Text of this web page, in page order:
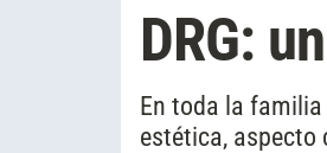
DRG:
En toda la
estética, aspecto